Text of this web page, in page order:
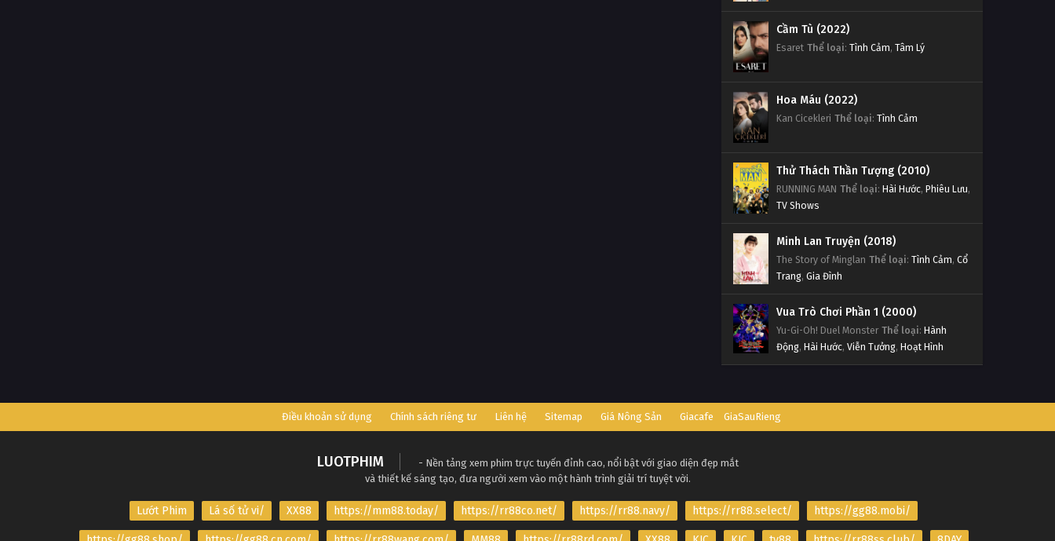
Cầm Tù (2022)
Esaret Thể loại: Tình Cảm, Tâm Lý
Hoa Máu (2022)
Kan Cicekleri Thể loại: Tình Cảm
Thử Thách Thần Tượng (2010)
RUNNING MAN Thể loại: Hài Hước, Phiêu Lưu,
TV Shows
Minh Lan Truyện (2018)
The Story of Minglan Thể loại: Tình Cảm, Cổ
Trang, Gia Đình
Vua Trò Chơi Phần 1 (2000)
Yu-Gi-Oh! Duel Monster Thể loại: Hành
Động, Hài Hước, Viễn Tưởng, Hoạt Hình
Điều khoản sử dụng Chính sách riêng tư Liên hệ Sitemap Giá Nông Sản Giacafe GiaSauRieng
LUOTPHIM
- Nền tảng xem phim trực tuyến đỉnh cao, nổi bật với giao diện đẹp mắt
và thiết kế sáng tạo, đưa người xem vào một hành trình giải trí tuyệt vời.
Lướt Phim Lá số tử vi/ XX88 https://mm88.today/ https://rr88co.net/ https://rr88.navy/ https://rr88.select/ https://gg88.mobi/